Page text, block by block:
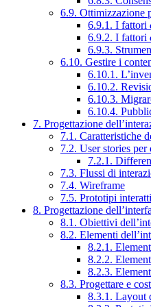
6.9. Ottimizzazione
6.9.1. I fattori
6.9.2. I fattori
6.9.3.
6.10. Gestire i
6.10.1.
6.10.2.
6.10.3.
6.10.4.
7. Progettazione
7.1. Caratteristiche
7.2. User stories
7.2.1.
7.3. Flussi di
7.4. Wireframe
7.5. Prototipi
8. Progettazione
8.1. Obiettivi
8.2. Elementi
8.2.1.
8.2.2.
8.2.3.
8.3. Progettare e
8.3.1. Layout